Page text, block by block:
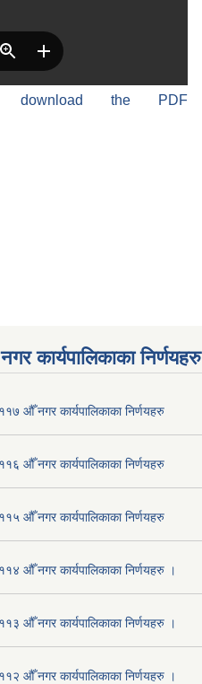
the PDF
नगर कार्यपालिकाका निर्णयहरु
११७ औँ नगर कार्यपालिकाका निर्णयहरु
११६ औँ नगर कार्यपालिकाका निर्णयहरु
११५ औँ नगर कार्यपालिकाका निर्णयहरु
११४ औँ नगर कार्यपालिकाका निर्णयहरु ।
११३ औँ नगर कार्यपालिकाका निर्णयहरु ।
११२ औँ नगर कार्यपालिकाका निर्णयहरु ।